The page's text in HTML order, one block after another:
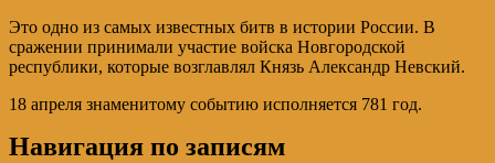
Это одно из самых известных битв в истории России. В
сражении принимали участие войска Новгородской
республики, которые возглавлял Князь Александр Невский.
18 апреля знаменитому событию исполняется 781 год.
Навигация по записям